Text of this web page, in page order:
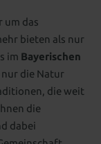
um das
bieten als nur
im Bayerischen
die Natur
die weit
die
dabei